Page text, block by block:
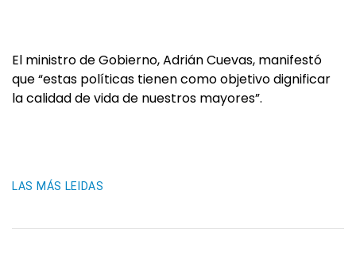
El ministro de Gobierno, Adrián Cuevas, manifestó
que “estas políticas tienen como objetivo dignificar
la calidad de vida de nuestros mayores”.
LAS MÁS LEIDAS